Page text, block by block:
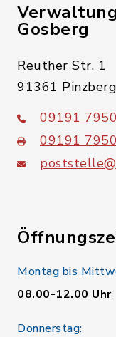
Gosberg
Reuther Str. 1
91361 Pinzberg
09191
09191
Montag bis
08.00-12.00 Uhr
Donnerstag: